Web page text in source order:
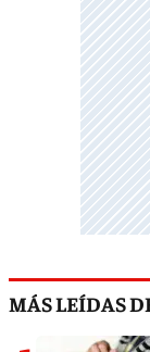
MÁS LEÍDAS